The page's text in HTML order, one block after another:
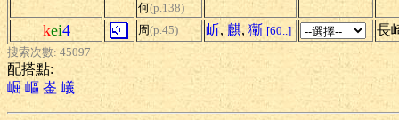
何(p.138)
kei4 周(p.45) 岓, 麒, 玂 [60..] 長
搜索次數: 45097
配搭點:
崛 嶇 崟 嶬